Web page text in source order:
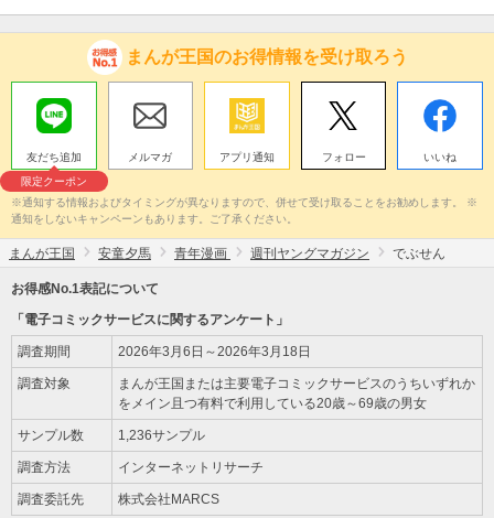
まんが王国のお得情報を受け取ろう
友だち追加
限定クーポン
メルマガ アプリ通知 フォロー いいね
※通知する情報およびタイミングが異なりますので、併せて受け取ることをお勧めします。 ※
通知をしないキャンペーンもあります。ご了承ください。
まんが王国 安童夕馬 青年漫画 週刊ヤングマガジン でぶせん
お得感No.1表記について
「電子コミックサービスに関するアンケート」
調査期間 2026年3月6日～2026年3月18日
調査対象
まんが王国または主要電子コミックサービスのうちいずれか
をメイン且つ有料で利用している20歳～69歳の男女
サンプル数 1,236サンプル
調査方法 インターネットリサーチ
調査委託先 株式会社MARCS